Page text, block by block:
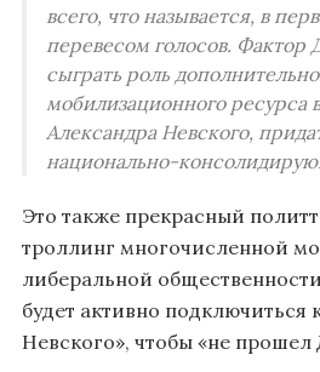
всего, что называется, в
перевесом голосов. Фактор
сыграть роль
мобилизационного ресурса
Александра Невского,
национально-
Это также прекрасный
троллинг многочисленной
либеральной
будет активно подключиться
Невского», чтобы «не